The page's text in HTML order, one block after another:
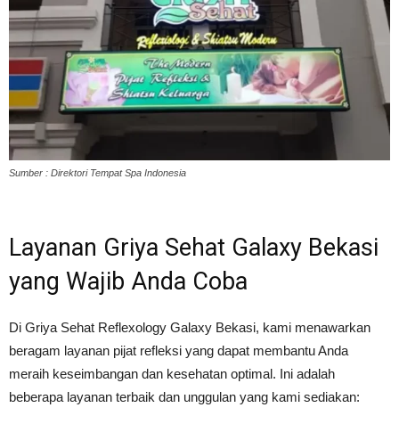
Sumber : Direktori Tempat Spa Indonesia
Layanan Griya Sehat Galaxy Bekasi
yang Wajib Anda Coba
Di Griya Sehat Reflexology Galaxy Bekasi, kami menawarkan
beragam layanan pijat refleksi yang dapat membantu Anda
meraih keseimbangan dan kesehatan optimal. Ini adalah
beberapa layanan terbaik dan unggulan yang kami sediakan: